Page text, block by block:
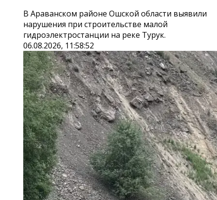
В Араванском районе Ошской области выявили
нарушения при строительстве малой
гидроэлектростанции на реке Турук.
06.08.2026, 11:58:52